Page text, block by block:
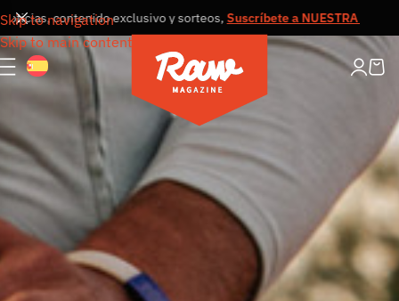
Skip to navigation
Skip to main content
contenido exclusivo y sorteos,Suscríbete a NUESTRA NEWSLETTER